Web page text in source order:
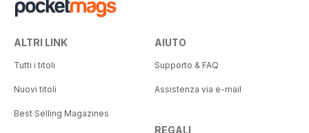
ALTRI LINK
Tutti i titoli
Nuovi titoli
Best Selling Magazines
AIUTO
Supporto & FAQ
Assistenza via e-mail
REGALI